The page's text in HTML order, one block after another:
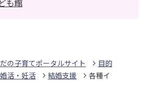
も館
の子育てポータルサイト
目的
婚活・妊活 結婚支援
各種イ